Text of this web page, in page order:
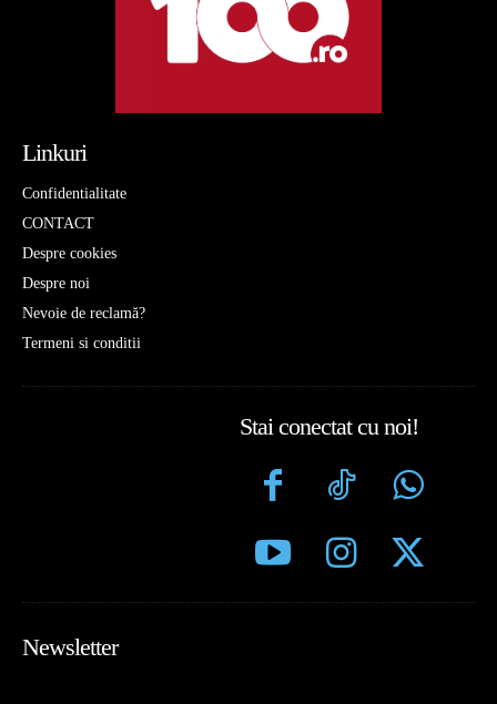
Linkuri
Confidentialitate
CONTACT
Despre cookies
Despre noi
Nevoie de reclamă?
Termeni si conditii
Stai conectat cu noi!
Newsletter